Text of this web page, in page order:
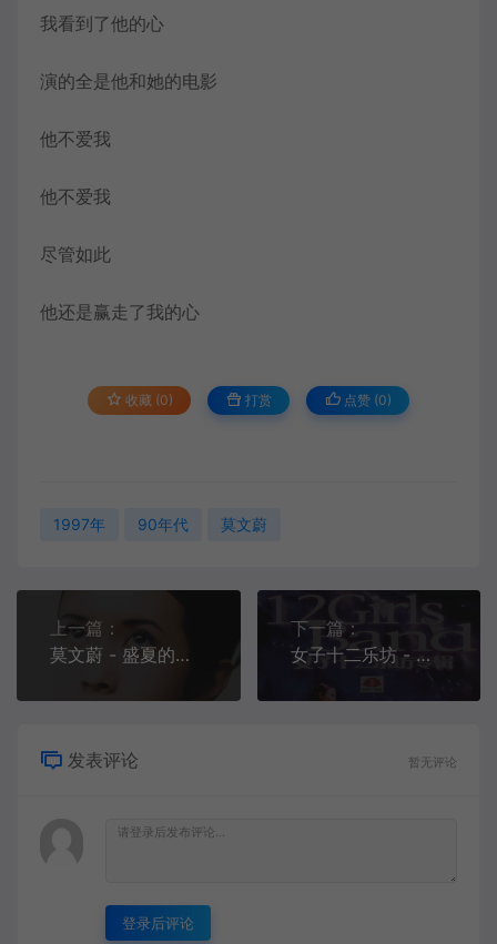
我看到了他的心
演的全是他和她的电影
他不爱我
他不爱我
尽管如此
他还是赢走了我的心
收藏 (0) 打赏 点赞 (0)
1997年 90年代 莫文蔚
上一篇：
莫文蔚 - 盛夏的果实[MP3-320K/FLAC][9.70M/23.5M]
下一篇：
女子十二乐坊 - 地上的星星 (中岛美雪)[MP3-320K/FLAC][12.4M/34.9M]
发表评论 暂无评论
登录后评论